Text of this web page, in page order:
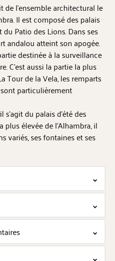
de l’ensemble architectural le
Il est composé des palais
Patio des Lions. Dans ses
andalou atteint son apogée.
destinée à la surveillance
C’est aussi la partie la plus
Tour de la Vela, les remparts
particulièrement
il s’agit du palais d’été des
élevée de l’Alhambra, il
variés, ses fontaines et ses